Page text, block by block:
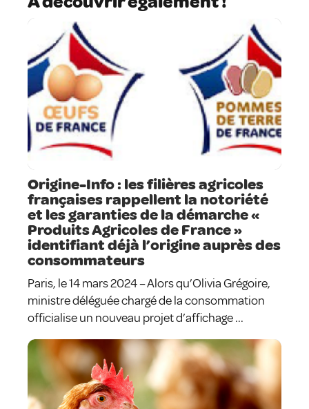
Origine-Info : les filières agricoles
françaises rappellent la notoriété
et les garanties de la démarche «
Produits Agricoles de France »
identifiant déjà l’origine auprès des
consommateurs
Paris, le 14 mars 2024 – Alors qu’Olivia Grégoire,
ministre déléguée chargé de la consommation
officialise un nouveau projet d’affichage ...